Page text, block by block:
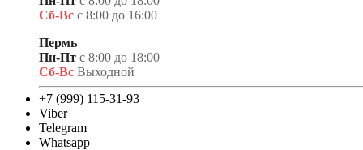
Сб-Вс с 8:00 до 16:00
Пермь
Пн-Пт с 8:00 до 18:00
Сб-Вс Выходной
+7 (999) 115-31-93
Viber
Telegram
Whatsapp